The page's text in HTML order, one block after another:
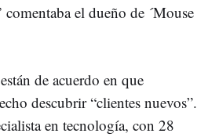
el dueño de ´Mouse
de acuerdo en que
descubrir “clientes nuevos”.
en tecnología, con 28